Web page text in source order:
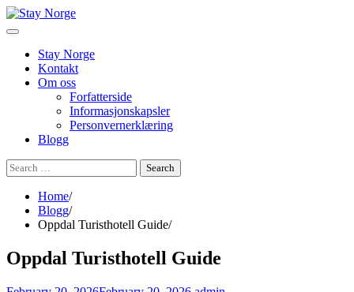
Skip
to
Stay Norge
Kontakt
Om oss
Forfatterside
Informasjonskapsler
Personvernerklæring
Blogg
Search
for:
Home
Blogg
Oppdal Turisthotell Guide
Oppdal Turisthotell Guide